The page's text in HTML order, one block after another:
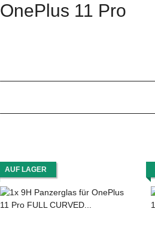
OnePlus 11 Pro
AUF LAGER